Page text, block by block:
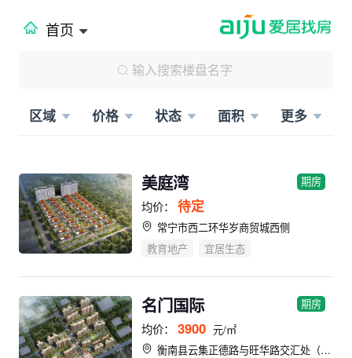
首页
区域 价格 状态 面积 更多
美庭湾
均价： 待定
常宁市西二环华岁商贸城西侧
教育地产
宜居生态
期房
名门国际
均价： 3900 元/㎡
衡南县云集正德路与旺华路交汇处（衡南县人民医院旁）
期房